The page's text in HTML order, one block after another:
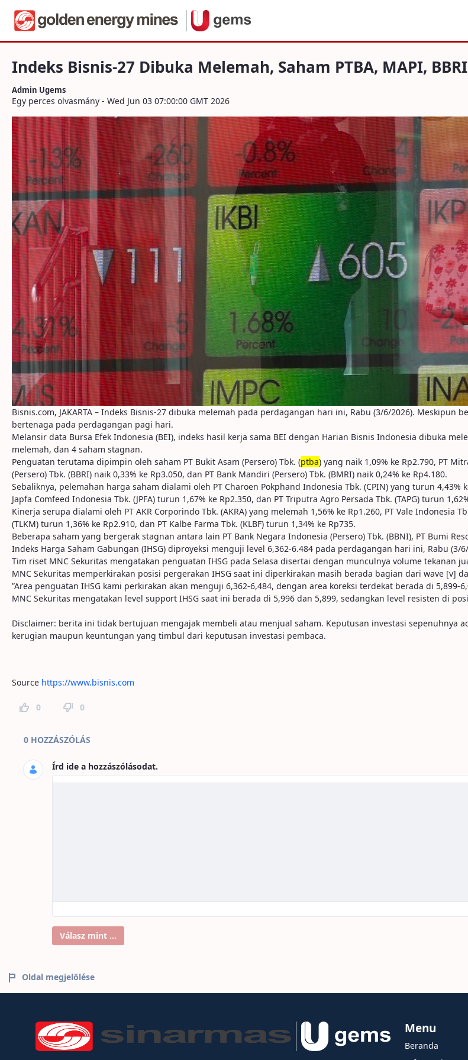
Navigáció
Ugrás a tartalomhoz
Indeks Bisnis-27 Dibuka Melemah, Saham PTBA, MAPI, BBRI Masih
Indeks Bisnis-27 Dibuka Melemah, Saham PTBA, MAPI,
Admin Ugems
Egy perces olvasmány - Wed Jun 03 07:00:00 GMT 2026
Bisnis.com, JAKARTA – Indeks Bisnis-27 dibuka melemah pada perdagangan hari ini, Rabu (3/6/2026). Meskipun
bertenaga pada perdagangan pagi hari.
Melansir data Bursa Efek Indonesia (BEI), indeks hasil kerja sama BEI dengan Harian Bisnis Indonesia dibuka
melemah, dan 4 saham stagnan.
Penguatan terutama dipimpin oleh saham PT Bukit Asam (Persero) Tbk. (ptba) yang naik 1,09% ke Rp2.790, PT
(Persero) Tbk. (BBRI) naik 0,33% ke Rp3.050, dan PT Bank Mandiri (Persero) Tbk. (BMRI) naik 0,24% ke Rp4.180.
Sebaliknya, pelemahan harga saham dialami oleh PT Charoen Pokphand Indonesia Tbk. (CPIN) yang turun 4,43%
Japfa Comfeed Indonesia Tbk. (JPFA) turun 1,67% ke Rp2.350, dan PT Triputra Agro Persada Tbk. (TAPG) turun
Kinerja serupa dialami oleh PT AKR Corporindo Tbk. (AKRA) yang melemah 1,56% ke Rp1.260, PT Vale Indonesia
(TLKM) turun 1,36% ke Rp2.910, dan PT Kalbe Farma Tbk. (KLBF) turun 1,34% ke Rp735.
Beberapa saham yang bergerak stagnan antara lain PT Bank Negara Indonesia (Persero) Tbk. (BBNI), PT Bumi
Indeks Harga Saham Gabungan (IHSG) diproyeksi menguji level 6,362-6.484 pada perdagangan hari ini, Rabu (3/
Tim riset MNC Sekuritas mengatakan penguatan IHSG pada Selasa disertai dengan munculnya volume tekanan
MNC Sekuritas memperkirakan posisi pergerakan IHSG saat ini diperkirakan masih berada bagian dari wave [v]
”Area penguatan IHSG kami perkirakan akan menguji 6,362-6,484, dengan area koreksi terdekat berada di 5,899-
MNC Sekuritas mengatakan level support IHSG saat ini berada di 5,996 dan 5,899, sedangkan level resisten di
Disclaimer: berita ini tidak bertujuan mengajak membeli atau menjual saham. Keputusan investasi sepenuhnya
kerugian maupun keuntungan yang timbul dari keputusan investasi pembaca.
Source https://www.bisnis.com
0 0
Hozzászólások az oldalhoz
0 HOZZÁSZÓLÁS
Írd ide a hozzászólásodat.
Válasz mint ...
Oldal megjelölése
Menu
Beranda